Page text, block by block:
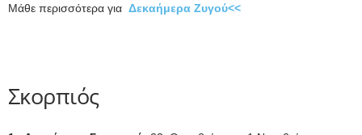
Μάθε περισσότερα για Δεκαήμερα Ζυγού<<
Σκορπιός